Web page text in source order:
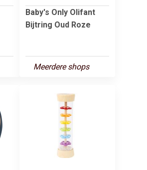
Baby's Only Olifant
Bijtring Oud Roze
Meerdere shops